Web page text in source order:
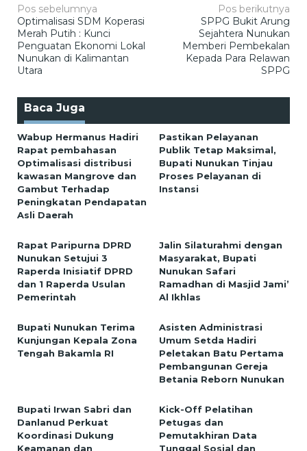
Navigasi
pos
Pos sebelumnya
Optimalisasi SDM Koperasi
Merah Putih : Kunci
Penguatan Ekonomi Lokal
Nunukan di Kalimantan
Utara
Pos berikutnya
SPPG Bukit Arung
Sejahtera Nunukan
Memberi Pembekalan
Kepada Para Relawan
SPPG
Baca Juga
Wabup Hermanus Hadiri
Rapat pembahasan
Optimalisasi distribusi
kawasan Mangrove dan
Gambut Terhadap
Peningkatan Pendapatan
Asli Daerah
Pastikan Pelayanan
Publik Tetap Maksimal,
Bupati Nunukan Tinjau
Proses Pelayanan di
Instansi
Rapat Paripurna DPRD
Nunukan Setujui 3
Raperda Inisiatif DPRD
dan 1 Raperda Usulan
Pemerintah
Jalin Silaturahmi dengan
Masyarakat, Bupati
Nunukan Safari
Ramadhan di Masjid Jami’
Al Ikhlas
Bupati Nunukan Terima
Kunjungan Kepala Zona
Tengah Bakamla RI
Asisten Administrasi
Umum Setda Hadiri
Peletakan Batu Pertama
Pembangunan Gereja
Betania Reborn Nunukan
Bupati Irwan Sabri dan
Danlanud Perkuat
Koordinasi Dukung
Keamanan dan
Kick-Off Pelatihan
Petugas dan
Pemutakhiran Data
Tunggal Sosial dan